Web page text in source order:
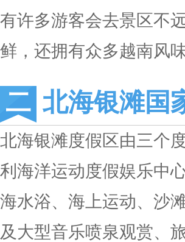
有许多游客会去景区不
鲜，还拥有众多越南风味
北海银滩国
北海银滩度假区由三个
利海洋运动度假娱乐中
海水浴、海上运动、沙
及大型音乐喷泉观赏、